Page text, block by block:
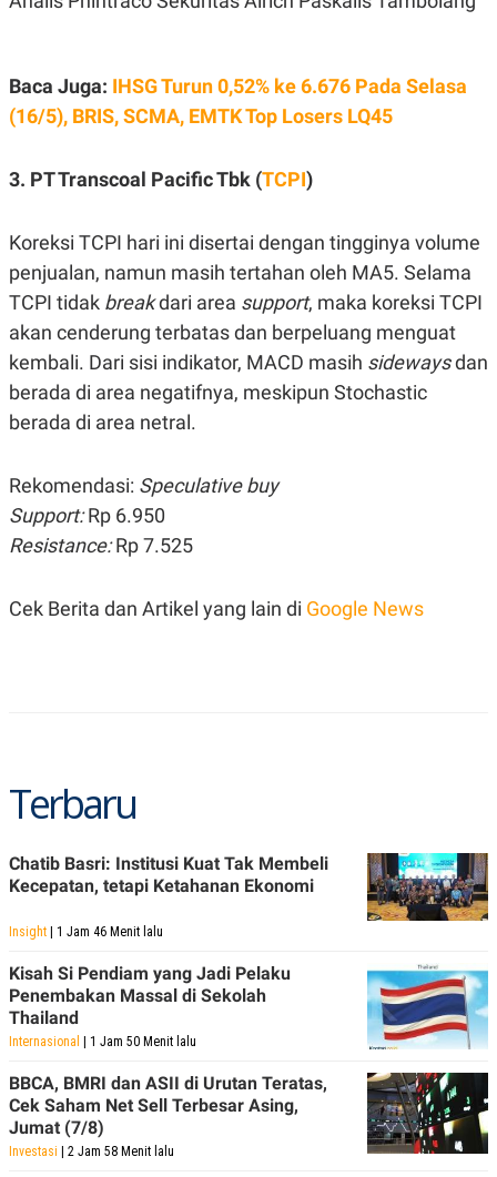
A
E
N
I
I
L
E
S
T
R
I
KANAL
U
A
T
D
A
M
G
E
S
JARINGAN
K
O
T
A
N
A
C
A
E
Y
P
R
S
S
E
L
E
S
.
I
D
LK
Baca Juga: IHSG Turun 0,52% ke 6.676 Pada Selasa
(16/5), BRIS, SCMA, EMTK Top Losers LQ45
3. PT Transcoal Pacific Tbk (TCPI)
Koreksi TCPI hari ini disertai dengan tingginya volume
penjualan, namun masih tertahan oleh MA5. Selama
TCPI tidak breakdari area support, maka koreksi TCPI
akan cenderung terbatas dan berpeluang menguat
kembali. Dari sisi indikator, MACD masih sidewaysdan
berada di area negatifnya, meskipun Stochastic
berada di area netral.
Rekomendasi: Speculative buy
Support:Rp 6.950
Resistance:Rp 7.525
Cek Berita dan Artikel yang lain di Google News
Terbaru
Chatib Basri: Institusi Kuat Tak Membeli
Kecepatan, tetapi Ketahanan Ekonomi
Insight | 1 Jam 46 Menit lalu
Kisah Si Pendiam yang Jadi Pelaku
Penembakan Massal di Sekolah
Thailand
Internasional | 1 Jam 50 Menit lalu
BBCA, BMRI dan ASII di Urutan Teratas,
Cek Saham Net Sell Terbesar Asing,
Jumat (7/8)
Investasi | 2 Jam 58 Menit lalu